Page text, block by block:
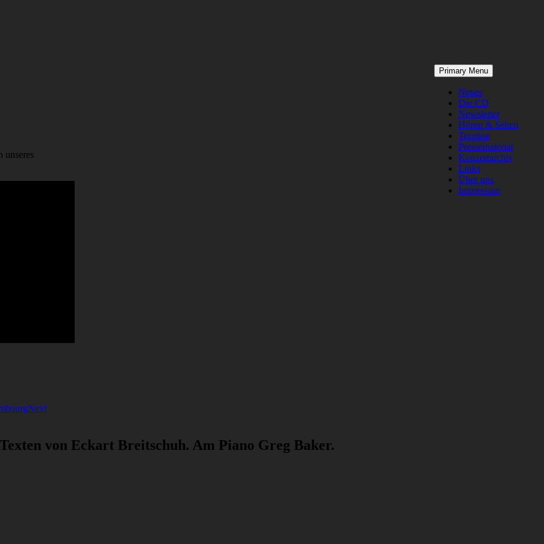
Primary Menu
to
Neues
Die CD
Newsletter
Hören & Sehen
Termine
Pressematerial
Konzertarchiv
Links
Über uns
Impressum
unseres
Next
von Eckart Breitschuh. Am Piano Greg Baker.